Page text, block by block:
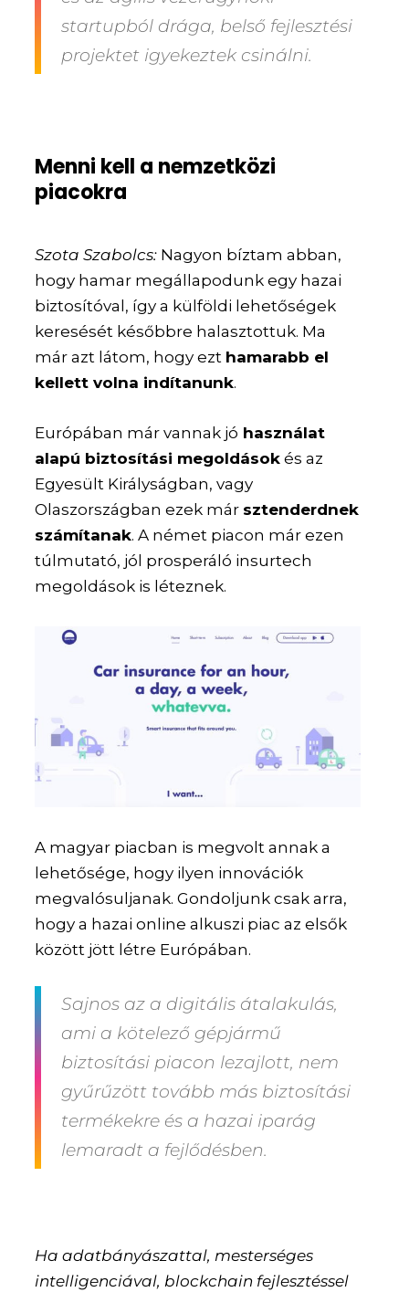
startupból drága, belső fejlesztési
projektet igyekeztek csinálni.
Menni kell a nemzetközi
piacokra
Szota Szabolcs: Nagyon bíztam abban,
hogy hamar megállapodunk egy hazai
biztosítóval, így a külföldi lehetőségek
keresését későbbre halasztottuk. Ma
már azt látom, hogy ezt hamarabb el
kellett volna indítanunk.
Európában már vannak jó használat
alapú biztosítási megoldások és az
Egyesült Királyságban, vagy
Olaszországban ezek már sztenderdnek
számítanak. A német piacon már ezen
túlmutató, jól prosperáló insurtech
megoldások is léteznek.
A magyar piacban is megvolt annak a
lehetősége, hogy ilyen innovációk
megvalósuljanak. Gondoljunk csak arra,
hogy a hazai online alkuszi piac az elsők
között jött létre Európában.
Sajnos az a digitális átalakulás,
ami a kötelező gépjármű
biztosítási piacon lezajlott, nem
gyűrűzött tovább más biztosítási
termékekre és a hazai iparág
lemaradt a fejlődésben.
Ha adatbányászattal, mesterséges
intelligenciával, blockchain fejlesztéssel